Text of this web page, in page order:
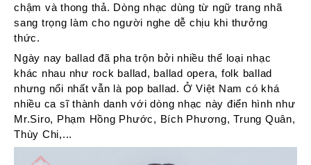
chậm và thong thả. Dòng nhạc dùng từ ngữ trang nhã
sang trọng làm cho người nghe dễ chịu khi thưởng
thức.
Ngày nay ballad đã pha trộn bởi nhiều thể loại nhạc
khác nhau như rock ballad, ballad opera, folk ballad
nhưng nổi nhất vẫn là pop ballad. Ở Việt Nam có khá
nhiều ca sĩ thành danh với dòng nhạc này điển hình như
Mr.Siro, Phạm Hồng Phước, Bích Phương, Trung Quân,
Thùy Chi,...